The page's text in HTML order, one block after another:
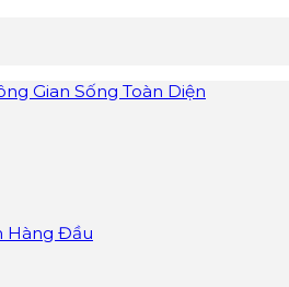
Gian Sống Toàn Diện
Hàng Đầu